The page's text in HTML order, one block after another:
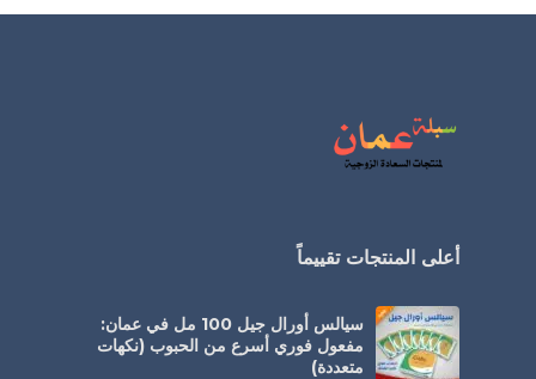
أعلى المنتجات تقييماً
سيالس أورال جيل 100 مل في عمان:
مفعول فوري أسرع من الحبوب (نكهات
متعددة)